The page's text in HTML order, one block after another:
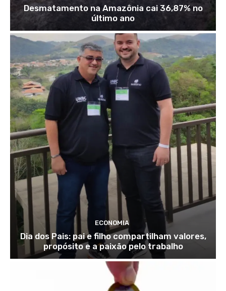
Desmatamento na Amazônia cai 36,87% no
último ano
ECONOMIA
Dia dos Pais: pai e filho compartilham valores,
propósito e a paixão pelo trabalho